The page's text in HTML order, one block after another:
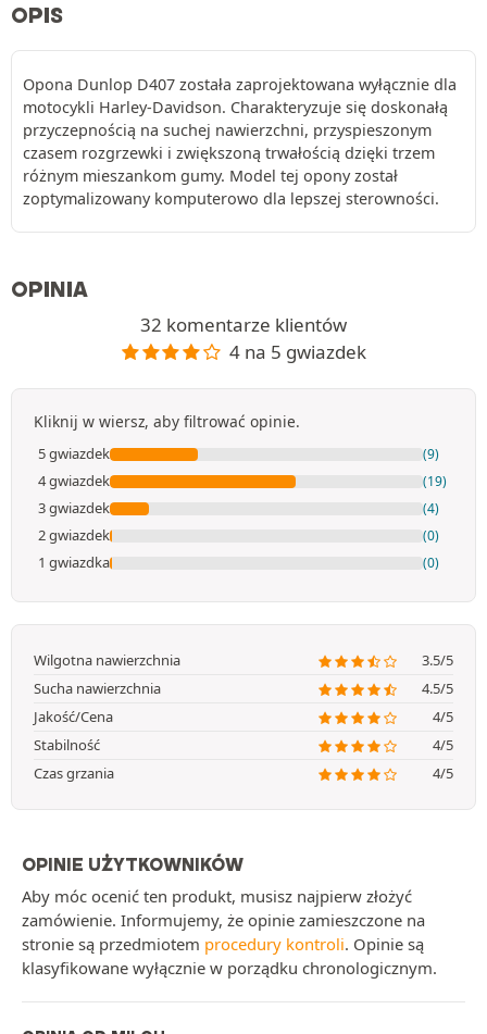
OPIS
Opona Dunlop D407 została zaprojektowana wyłącznie dla
motocykli Harley-Davidson. Charakteryzuje się doskonałą
przyczepnością na suchej nawierzchni, przyspieszonym
czasem rozgrzewki i zwiększoną trwałością dzięki trzem
różnym mieszankom gumy. Model tej opony został
zoptymalizowany komputerowo dla lepszej sterowności.
OPINIA
32 komentarze klientów
4 na 5 gwiazdek
Kliknij w wiersz, aby filtrować opinie.
5 gwiazdek (9)
4 gwiazdek (19)
3 gwiazdek (4)
2 gwiazdek (0)
1 gwiazdka (0)
Wilgotna nawierzchnia
3.5/5
Sucha nawierzchnia
4.5/5
Jakość/Cena
4/5
Stabilność
4/5
Czas grzania
4/5
OPINIE UŻYTKOWNIKÓW
Aby móc ocenić ten produkt, musisz najpierw złożyć
zamówienie. Informujemy, że opinie zamieszczone na
stronie są przedmiotem procedury kontroli. Opinie są
klasyfikowane wyłącznie w porządku chronologicznym.